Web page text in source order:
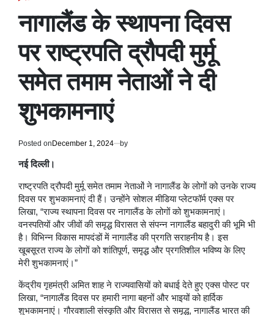
नागालैंड के स्थापना दिवस
पर राष्ट्रपति द्रौपदी मुर्मू
समेत तमाम नेताओं ने दी
शुभकामनाएं
Posted onDecember 1, 2024 by
नई दिल्ली।
राष्ट्रपति द्रौपदी मुर्मू समेत तमाम नेताओं ने नागालैंड के लोगों को उनके राज्य
दिवस पर शुभकामनाएं दी हैं। उन्होंने सोशल मीडिया प्लेटफॉर्म एक्स पर
लिखा, “राज्य स्थापना दिवस पर नागालैंड के लोगों को शुभकामनाएं।
वनस्पतियों और जीवों की समृद्ध विरासत से संपन्न नागालैंड बहादुरी की भूमि भी
है। विभिन्न विकास मापदंडों में नागालैंड की प्रगति सराहनीय है। इस
खूबसूरत राज्य के लोगों को शांतिपूर्ण, समृद्ध और प्रगतिशील भविष्य के लिए
मेरी शुभकामनाएं।”
केंद्रीय गृहमंत्री अमित शाह ने राज्यवासियों को बधाई देते हुए एक्स पोस्ट पर
लिखा, “नागालैंड दिवस पर हमारी नागा बहनों और भाइयों को हार्दिक
शुभकामनाएं। गौरवशाली संस्कृति और विरासत से समृद्ध, नागालैंड भारत की